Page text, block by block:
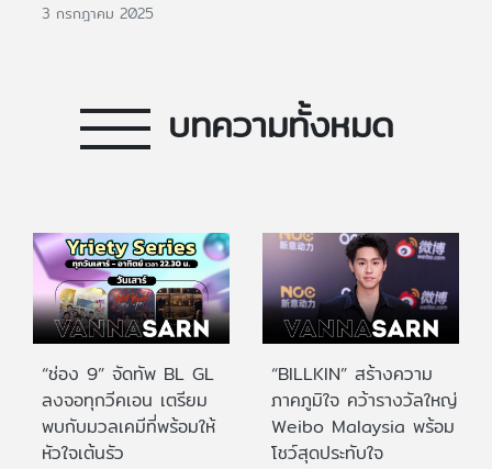
3 กรกฎาคม 2025
บทความทั้งหมด
“ช่อง 9” จัดทัพ BL GL
ลงจอทุกวีคเอน เตรียม
พบกับมวลเคมีที่พร้อมให้
หัวใจเต้นรัว
“BILLKIN” สร้างความ
ภาคภูมิใจ คว้ารางวัลใหญ่
Weibo Malaysia พร้อม
โชว์สุดประทับใจ